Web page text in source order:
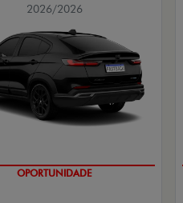
2026/2026
OPORTUNIDADE